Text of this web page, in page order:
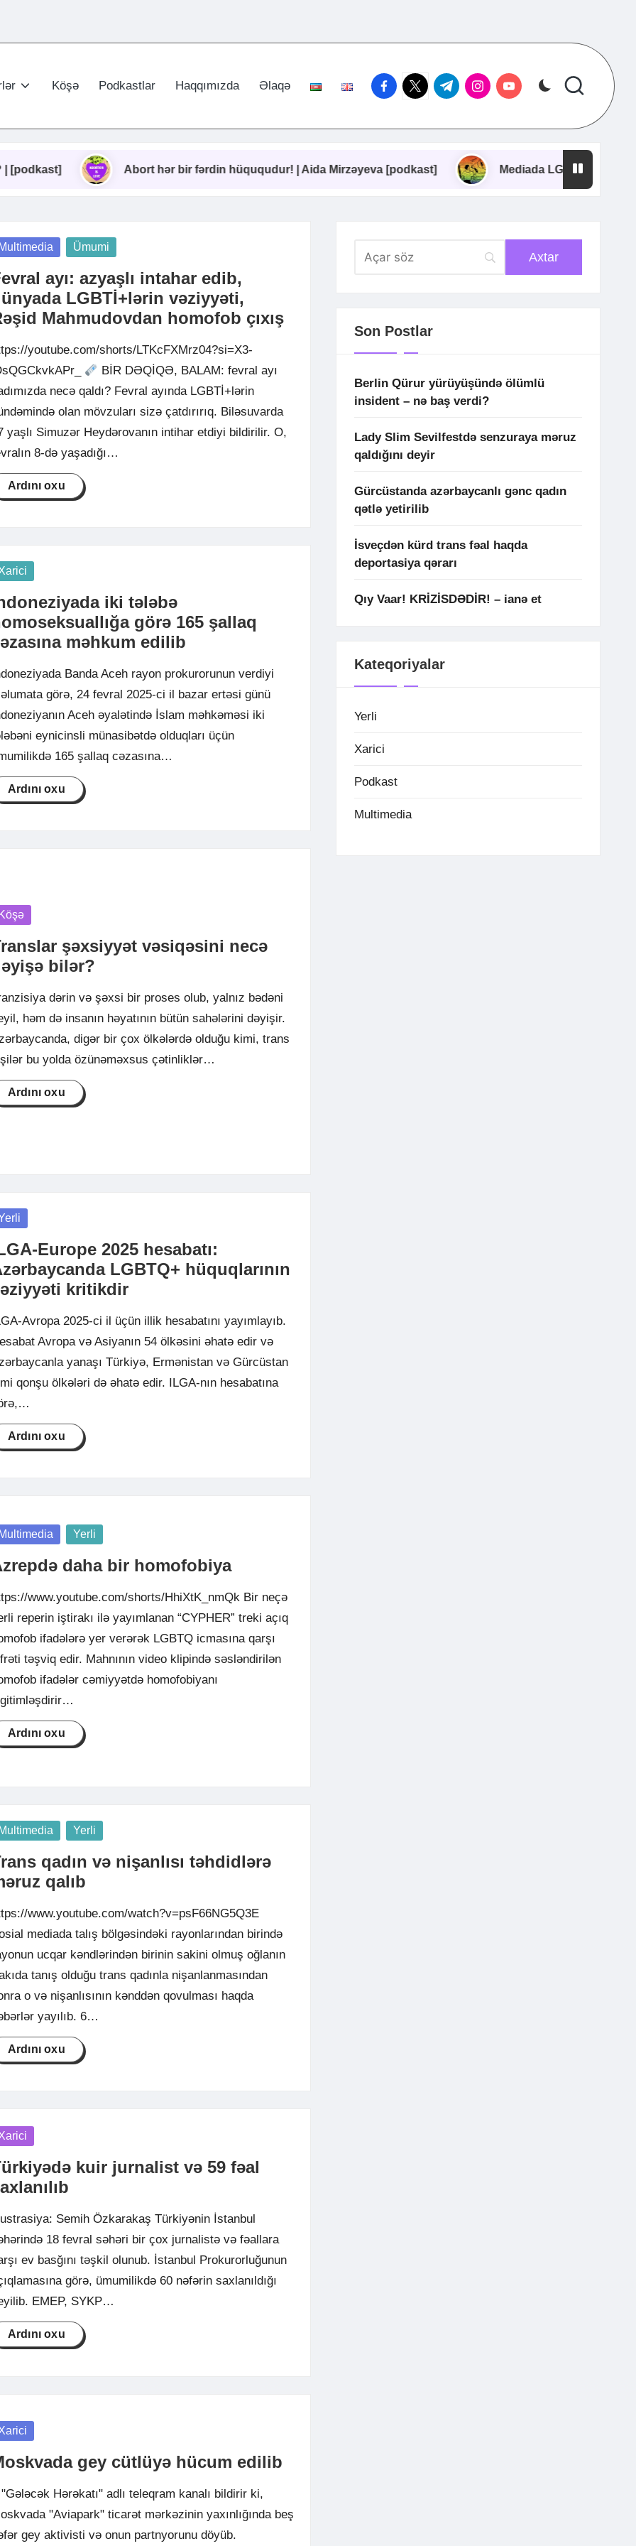
Köşə Podkastlar Haqqımızda Əlaqə facebook.com
twitter.com
t.me instagram.com
youtube.com
Abort hər bir fərdin hüququdur! | Aida Mirzəyeva [podkast] Mediada LGBTQ+ təmsilçiliyi |
Multimedia Ümumi
ayı: azyaşlı intahar edib,
LGBTİ+lərin vəziyyəti,
Mahmudovdan homofob çıxış
youtube.com/shorts/LTKcFXMrz04?si=X3-
BİR DƏQİQƏ, BALAM: fevral ayı
necə qaldı? Fevral ayında LGBTİ+lərin
olan mövzuları sizə çatdırırıq. Biləsuvarda
yaşlı Simuzər Heydərovanın intihar etdiyi bildirilir. O,
8-də yaşadığı…
Ardını oxu
iki tələbə
görə 165 şallaq
məhkum edilib
Banda Aceh rayon prokurorunun verdiyi
görə, 24 fevral 2025-ci il bazar ertəsi günü
Aceh əyalətində İslam məhkəməsi iki
eynicinsli münasibətdə olduqları üçün
165 şallaq cəzasına…
Ardını oxu
Köşə
şəxsiyyət vəsiqəsini necə
bilər?
dərin və şəxsi bir proses olub, yalnız bədəni
həm də insanın həyatının bütün sahələrini dəyişir.
digər bir çox ölkələrdə olduğu kimi, trans
bu yolda özünəməxsus çətinliklər…
Ardını oxu
Europe 2025 hesabatı:
LGBTQ+ hüquqlarının
kritikdir
Avropa 2025-ci il üçün illik hesabatını yayımlayıb.
Avropa və Asiyanın 54 ölkəsini əhatə edir və
yanaşı Türkiyə, Ermənistan və Gürcüstan
qonşu ölkələri də əhatə edir. ILGA-nın hesabatına
Ardını oxu
Multimedia Yerli
daha bir homofobiya
www.youtube.com/shorts/HhiXtK_nmQk Bir neçə
reperin iştirakı ilə yayımlanan “CYPHER” treki açıq
ifadələrə yer verərək LGBTQ icmasına qarşı
təşviq edir. Mahnının video klipində səsləndirilən
ifadələr cəmiyyətdə homofobiyanı
Ardını oxu
Multimedia Yerli
qadın və nişanlısı təhdidlərə
qalıb
www.youtube.com/watch?v=psF66NG5Q3E
mediada talış bölgəsindəki rayonlarından birində
ucqar kəndlərindən birinin sakini olmuş oğlanın
tanış olduğu trans qadınla nişanlanmasından
o və nişanlısının kənddən qovulması haqda
yayılıb. 6…
Ardını oxu
kuir jurnalist və 59 fəal
Semih Özkarakaş Türkiyənin İstanbul
18 fevral səhəri bir çox jurnalistə və fəallara
ev basğını təşkil olunub. İstanbul Prokurorluğunun
görə, ümumilikdə 60 nəfərin saxlanıldığı
EMEP, SYKP…
Ardını oxu
gey cütlüyə hücum edilib
Hərəkatı" adlı teleqram kanalı bildirir ki,
"Aviapark" ticarət mərkəzinin yaxınlığında beş
gey aktivisti və onun partnyorunu döyüb.
Son Postlar
Berlin Qürur yürüyüşündə ölümlü
insident – nə baş verdi?
Lady Slim Sevilfestdə senzuraya məruz
qaldığını deyir
Gürcüstanda azərbaycanlı gənc qadın
qətlə yetirilib
İsveçdən kürd trans fəal haqda
deportasiya qərarı
Qıy Vaar! KRİZİSDƏDİR! – ianə et
Kateqoriyalar
Yerli
Xarici
Podkast
Multimedia